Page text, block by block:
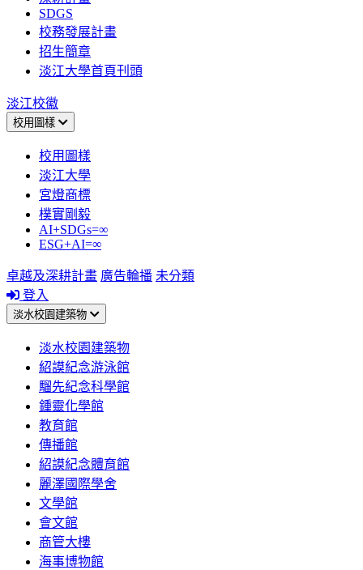
SDGS
校務發展計畫
招生簡章
淡江大學首頁刊頭
淡江校徽
校用圖樣
校用圖樣
淡江大學
宮燈商標
樸實剛毅
AI+SDGs=∞
ESG+AI=∞
卓越及深耕計畫 廣告輪播 未分類
登入
淡水校園建築物
淡水校園建築物
紹謨紀念游泳館
騮先紀念科學館
鍾靈化學館
教育館
傳播館
紹謨紀念體育館
麗澤國際學舍
文學館
會文館
商管大樓
海事博物館